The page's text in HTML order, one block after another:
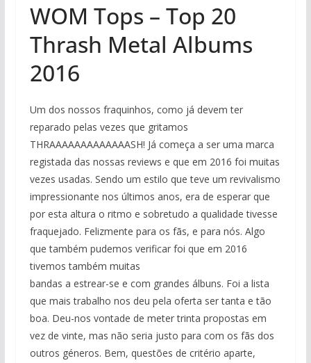
WOM Tops – Top 20
Thrash Metal Albums
2016
Um dos nossos fraquinhos, como já devem ter
reparado pelas vezes que gritamos
THRAAAAAAAAAAAAASH! Já começa a ser uma marca
registada das nossas reviews e que em 2016 foi muitas
vezes usadas. Sendo um estilo que teve um revivalismo
impressionante nos últimos anos, era de esperar que
por esta altura o ritmo e sobretudo a qualidade tivesse
fraquejado. Felizmente para os fãs, e para nós. Algo
que também pudemos verificar foi que em 2016
tivemos também muitas
bandas a estrear-se e com grandes álbuns. Foi a lista
que mais trabalho nos deu pela oferta ser tanta e tão
boa. Deu-nos vontade de meter trinta propostas em
vez de vinte, mas não seria justo para com os fãs dos
outros géneros. Bem, questões de critério aparte,